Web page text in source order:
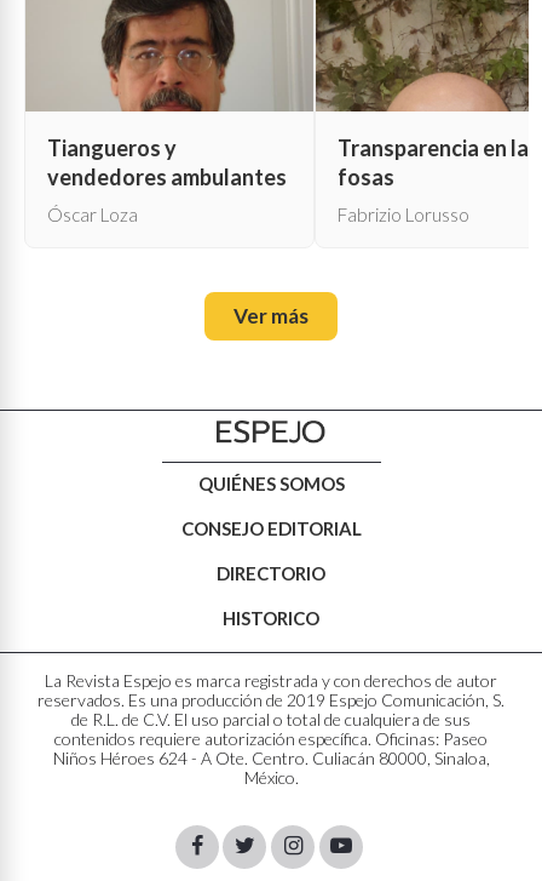
Tiangueros y
vendedores ambulantes
Óscar Loza
Transparencia en las
fosas
Fabrizio Lorusso
Ver más
QUIÉNES SOMOS
CONSEJO EDITORIAL
DIRECTORIO
HISTORICO
La Revista Espejo es marca registrada y con derechos de autor
reservados. Es una producción de 2019 Espejo Comunicación, S.
de R.L. de C.V. El uso parcial o total de cualquiera de sus
contenidos requiere autorización específica. Oficinas: Paseo
Niños Héroes 624 - A Ote. Centro. Culiacán 80000, Sinaloa,
México.
FacebookTwitterInstagram
Youtube